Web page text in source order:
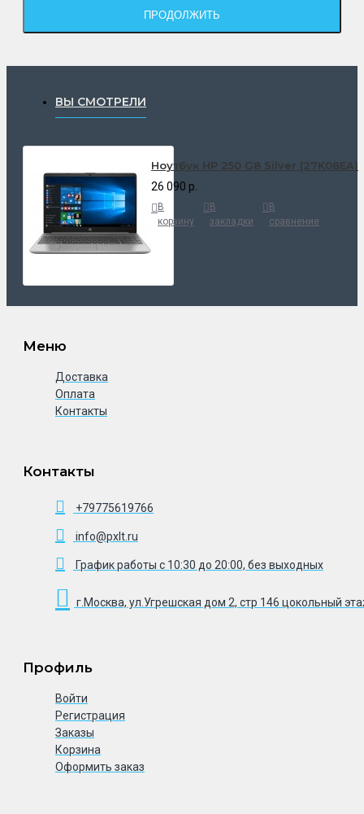
ПРОДОЛЖИТЬ
ВЫ СМОТРЕЛИ
Ноутбук HP 250 G8 Silver (27K08EA)
26 090 р.
В
корзину
В
закладки
В
сравнение
Меню
Доставка
Оплата
Контакты
Контакты
+79775619766
info@pxlt.ru
График работы с 10:30 до 20:00, без выходных
г.Москва, ул.Угрешская дом 2, стр 146 цокольный
Профиль
Войти
Регистрация
Заказы
Корзина
Оформить заказ